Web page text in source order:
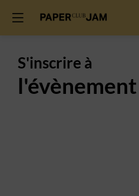
S'inscrire à
l'évènement